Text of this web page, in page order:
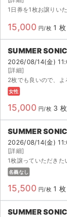
1日券を1枚お譲りい
15,000 円/枚 1 枚
SUMMER
2026/08/14(金)
[詳細]
2枚でも良いので、よ
女性
15,000 円/枚 3 枚
SUMMER
2026/08/14(金)
[詳細]
1枚譲っていただきた
名義なし
15,500 円/枚 1 枚
SUMMER